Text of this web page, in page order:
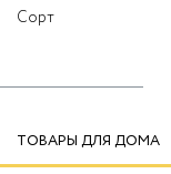
Сорт
ТОВАРЫ ДЛЯ ДОМА